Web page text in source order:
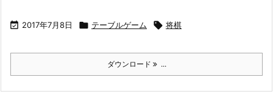
 2017年7月8日  テーブルゲーム  将棋
ダウンロード ...